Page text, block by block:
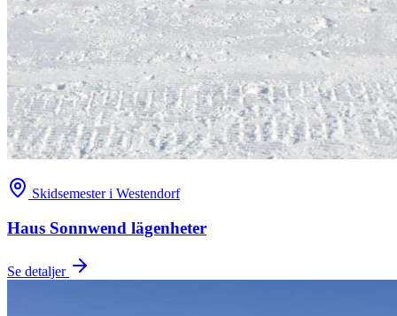
Skidsemester i Westendorf
Haus Sonnwend lägenheter
Se detaljer